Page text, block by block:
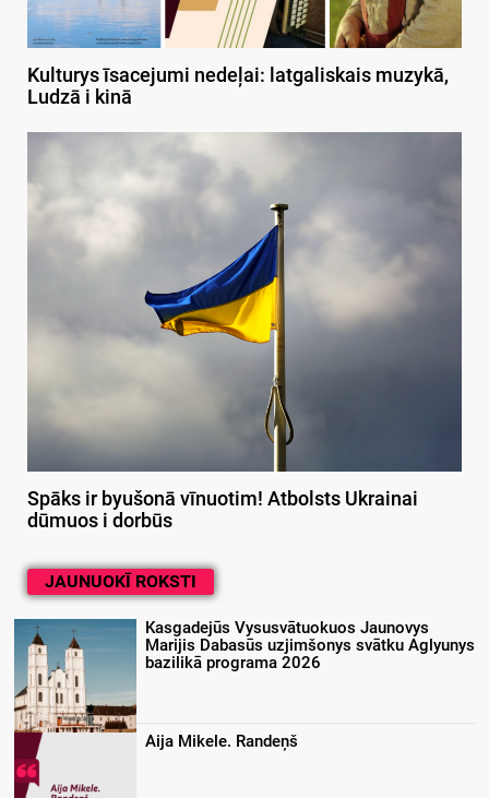
Kulturys īsacejumi nedeļai: latgaliskais muzykā,
Ludzā i kinā
Spāks ir byušonā vīnuotim! Atbolsts Ukrainai
dūmuos i dorbūs
JAUNUOKĪ ROKSTI
Kasgadejūs Vysusvātuokuos Jaunovys
Marijis Dabasūs uzjimšonys svātku Aglyunys
bazilikā programa 2026
Aija Mikele. Randeņš